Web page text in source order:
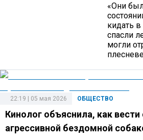
«Они
кидать
спасли
могли
ОБЩЕСТВО
22:19 | 05 мая 2026
Кинолог объяснила, как вести
агрессивной бездомной